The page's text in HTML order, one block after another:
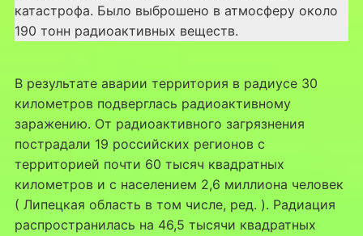
катастрофа. Было выброшено в атмосферу около
190 тонн радиоактивных веществ.
В результате аварии территория в радиусе 30
километров подверглась радиоактивному
заражению. От радиоактивного загрязнения
пострадали 19 российских регионов с
территорией почти 60 тысяч квадратных
километров и с населением 2,6 миллиона человек
( Липецкая область в том числе, ред. ). Радиация
распространилась на 46,5 тысячи квадратных